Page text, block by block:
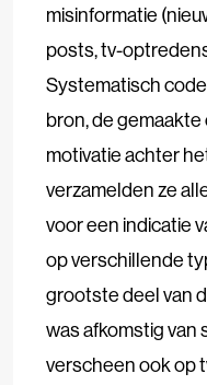
misinformatie
posts, tv-
Systematisch
bron, de
motivatie achter
verzamelden ze
voor een indicatie
op verschillende
grootste deel van
was afkomstig van
verscheen ook op